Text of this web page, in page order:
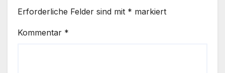
Erforderliche Felder sind mit * markiert
Kommentar *